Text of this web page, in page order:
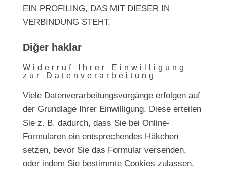
EIN PROFILING, DAS MIT DIESER IN
VERBINDUNG STEHT.
Diğer haklar
Widerruf Ihrer Einwilligung
zur Datenverarbeitung
Viele Datenverarbeitungsvorgänge erfolgen auf
der Grundlage Ihrer Einwilligung. Diese erteilen
Sie z. B. dadurch, dass Sie bei Online-
Formularen ein entsprechendes Häkchen
setzen, bevor Sie das Formular versenden,
oder indem Sie bestimmte Cookies zulassen,